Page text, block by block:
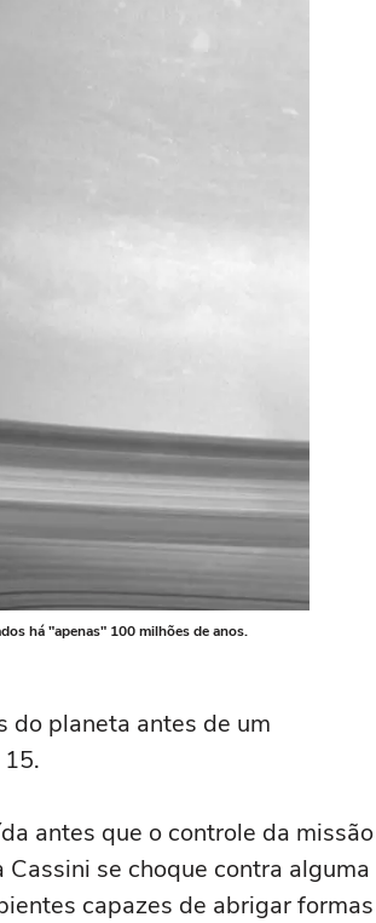
há "apenas" 100 milhões de anos.
do planeta antes de um
antes que o controle da missão
se choque contra alguma
capazes de abrigar formas